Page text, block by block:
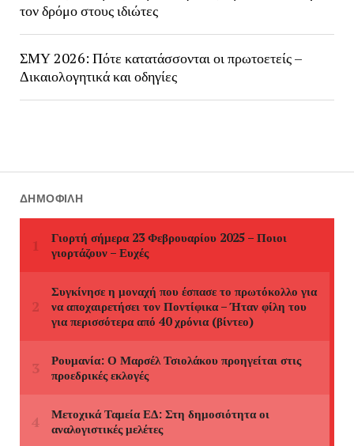
τον δρόμο στους ιδιώτες
ΣΜΥ 2026: Πότε κατατάσσονται οι πρωτοετείς –
Δικαιολογητικά και οδηγίες
ΔΗΜΟΦΙΛΉ